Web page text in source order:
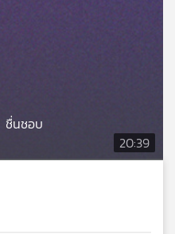
20:39
ชื่นชอบ